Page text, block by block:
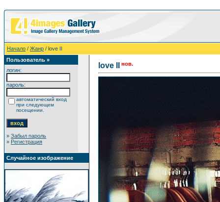
Начало / Жанр / love II
Пользователь »
логин:
пароль:
автоматический вход
при следующем
посещении.
» Забыл пароль
» Регистрация
Случайное изображение
love II нов.